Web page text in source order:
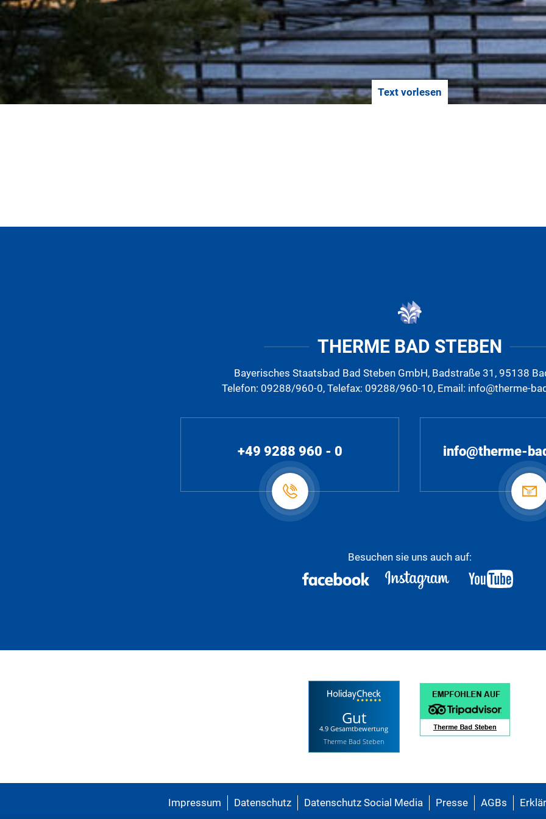
Text vorlesen
THERME BAD STEBEN
Bayerisches Staatsbad Bad Steben GmbH, Badstraße 31, 95138
Telefon: 09288/960-0, Telefax: 09288/960-10, Email: info@therme-
+49 9288 960 - 0 info@therme-
Besuchen sie uns auch auf:
Gut
4.9 Gesamtbewertung
Therme Bad Steben
Impressum Datenschutz Datenschutz Social Media Presse AGBs